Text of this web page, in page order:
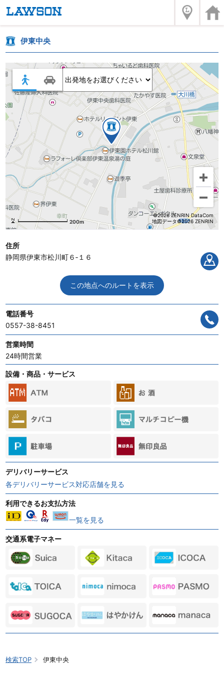
検索TOP 伊東中央
伊東中央
200m
©2026 ZENRIN DataCom
地図データ©2026 ZENRIN
住所
静岡県伊東市松川町６‐１６
この地点へのルートを表示
電話番号
0557-38-8451
営業時間
24時間営業
設備・商品・サービス
デリバリーサービス
各デリバリーサービス対応店舗を見る
利用できるお支払方法
一覧を見る
交通系電子マネー